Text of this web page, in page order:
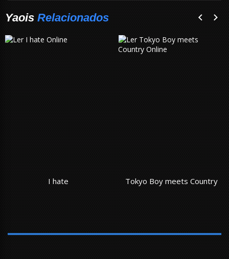
Yaois Relacionados
I hate Tokyo Boy meets Country